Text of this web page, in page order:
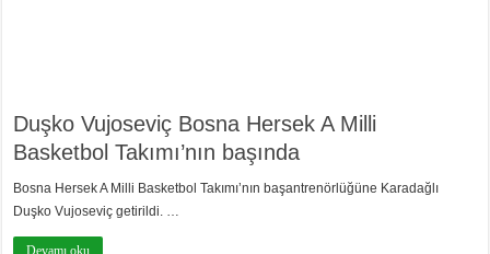
Duşko Vujoseviç Bosna Hersek A Milli
Basketbol Takımı’nın başında
Bosna Hersek A Milli Basketbol Takımı’nın başantrenörlüğüne Karadağlı
Duşko Vujoseviç getirildi. …
Devamı oku